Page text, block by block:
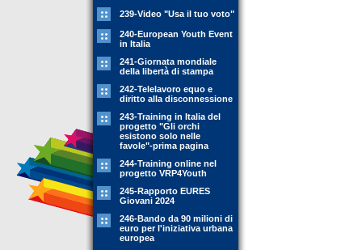
239-Video "Usa il tuo voto"
240-European Youth Event
in Italia
241-Giornata mondiale
della libertà di stampa
242-Telelavoro equo e
diritto alla disconnessione
243-Training in Italia del
progetto "Gli orchi
esistono solo nelle
favole"-prima pagina
244-Training online nel
progetto VRP4Youth
245-Rapporto EURES
Giovani 2024
246-Bando da 90 milioni di
euro per l'iniziativa urbana
europea